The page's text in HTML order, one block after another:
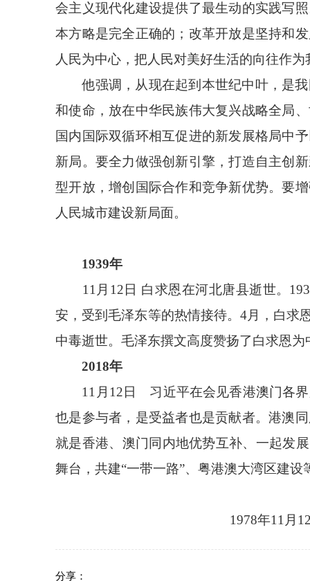
会主义现代化建设提供了最生动的实践写
本方略是完全正确的；改革开放是坚持和
人民为中心，把人民对美好生活的向往作
他强调，从现在起到本世纪中叶，是我
和使命，放在中华民族伟大复兴战略全局
国内国际双循环相互促进的新发展格局中
新局。要全力做强创新引擎，打造自主创
型开放，增创国际合作和竞争新优势。要
人民城市建设新局面。
1939年
11月12日 白求恩在河北唐县逝世。
安，受到毛泽东等的热情接待。4月，白求
中毒逝世。毛泽东撰文高度赞扬了白求恩
2018年
11月12日 习近平在会见香港澳门各界
也是参与者，是受益者也是贡献者。港澳
就是香港、澳门同内地优势互补、一起发
舞台，共建“一带一路”、粤港澳大湾区建
1978年11月12
分享：